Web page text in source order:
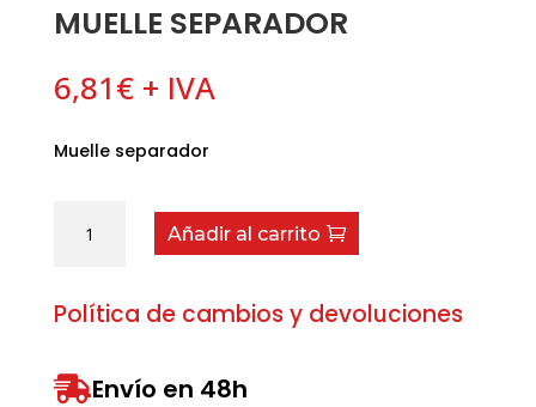
MUELLE SEPARADOR
6,81€ + IVA
Muelle separador
separador
Añadir al carrito
Política de cambios y devoluciones
Envío en 48h